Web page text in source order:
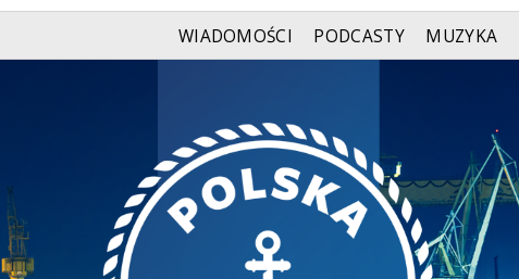
WIADOMOŚCI PODCASTY MUZYKA